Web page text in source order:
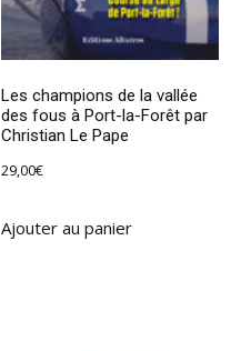
Les champions de la vallée
des fous à Port-la-Forêt par
Christian Le Pape
29,00€
Ajouter au panier